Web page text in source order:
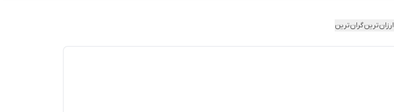
ارزان‌ترینگران‌ترین